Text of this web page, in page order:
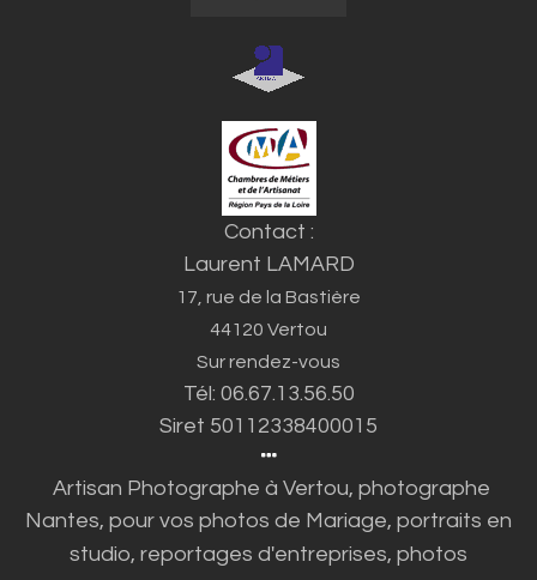
Contact :
Laurent LAMARD
17, rue de la Bastière
44120 Vertou
Sur rendez-vous
Tél: 06.67.13.56.50
Siret 50112338400015
Artisan Photographe à Vertou, photographe
Nantes, pour vos photos de Mariage, portraits en
studio, reportages d'entreprises, photos